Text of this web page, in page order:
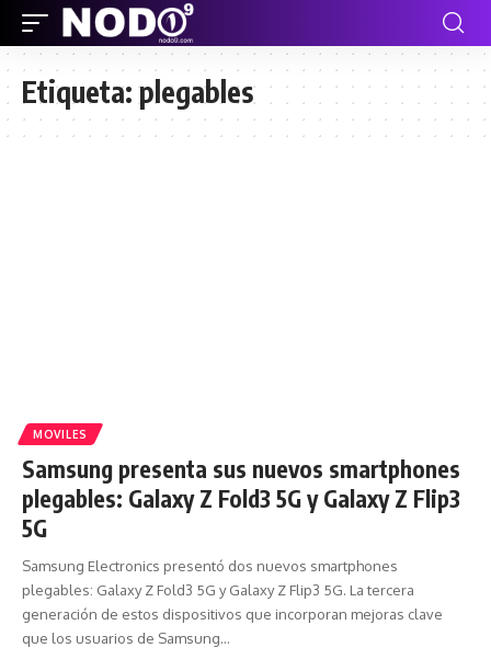
Etiqueta:plegables
MOVILES
Samsung presenta sus nuevos smartphones
plegables: Galaxy Z Fold3 5G y Galaxy Z Flip3
5G
Samsung Electronics presentó dos nuevos smartphones
plegables: Galaxy Z Fold3 5G y Galaxy Z Flip3 5G. La tercera
generación de estos dispositivos que incorporan mejoras clave
que los usuarios de Samsung…